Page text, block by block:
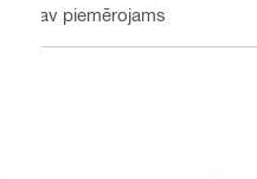
nav piemērojams